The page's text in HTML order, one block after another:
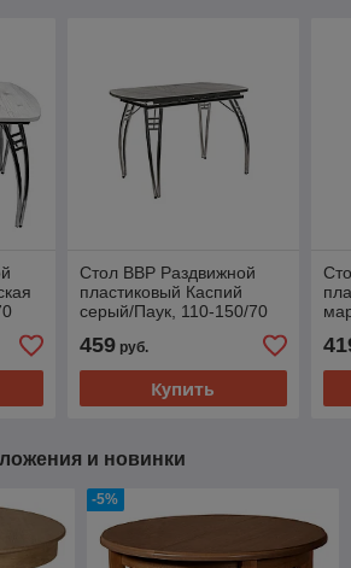
Стол ВВР Раздвижной
пластиковый Каспий
серый/Паук, 110-150/70
459руб.
Купить
и новинки
-5%